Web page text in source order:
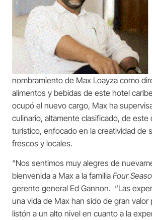
nombramiento de Max Loayza como
alimentos y bebidas de este hotel
ocupó el nuevo cargo, Max ha
culinario, altamente clasificado, de este
turístico, enfocado en la creatividad de
frescos y locales.
“Nos sentimos muy alegres de
bienvenida a Max a la familia Four
gerente general Ed Gannon. “Las
una vida de Max han sido de gran valor
listón a un alto nivel en cuanto a la